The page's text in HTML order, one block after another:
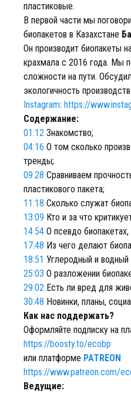
пластиковые.
В первой части мы
биопакетов в Казахстане
Он производит биопакеты
крахмала с 2016 года. Мы
сложности на пути.
экологичность
Instagram: https://
Содержание:
01:12 Знакомство;
04:16 О том сколько
тренды;
09:28 Сравниваем
пластикового пакета;
11:18 Сколько служат
13:09 Кто и за что
14:54 О псевдо биопакетах,
17:48 Из чего делают
18:51 Углеродный и
25:03 О разложении
29:02 Есть ли вред для
30:48 Новинки, планы,
Как нас поддержать?
Оформляйте подписку на
https://boosty.to/ecobp
или платформе PATREON
https://www.patreon.com/
Ведущие: